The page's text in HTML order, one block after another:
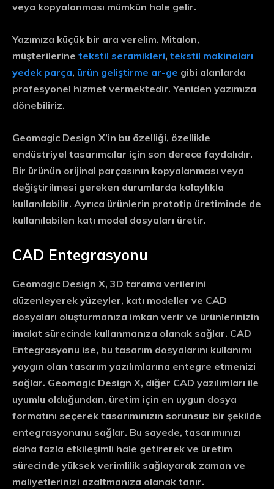
veya kopyalanması mümkün hale gelir.
Yazımıza küçük bir ara verelim. Mitalon,
müşterilerine tekstil seramikleri, tekstil makinaları
yedek parça, ürün geliştirme ar-ge gibi alanlarda
profesyonel hizmet vermektedir. Yeniden yazımıza
dönebiliriz.
Geomagic Design X’in bu özelliği, özellikle
endüstriyel tasarımcılar için son derece faydalıdır.
Bir ürünün orijinal parçasının kopyalanması veya
değiştirilmesi gereken durumlarda kolaylıkla
kullanılabilir. Ayrıca ürünlerin prototip üretiminde de
kullanılabilen katı model dosyaları üretir.
CAD Entegrasyonu
Geomagic Design X, 3D tarama verilerini
düzenleyerek yüzeyler, katı modeller ve CAD
dosyaları oluşturmanıza imkan verir ve ürünlerinizin
imalat sürecinde kullanmanıza olanak sağlar. CAD
Entegrasyonu ise, bu tasarım dosyalarını kullanımı
yaygın olan tasarım yazılımlarına entegre etmenizi
sağlar. Geomagic Design X, diğer CAD yazılımları ile
uyumlu olduğundan, üretim için en uygun dosya
formatını seçerek tasarımınızın sorunsuz bir şekilde
entegrasyonunu sağlar. Bu sayede, tasarımınızı
daha fazla etkileşimli hale getirerek ve üretim
sürecinde yüksek verimlilik sağlayarak zaman ve
maliyetlerinizi azaltmanıza olanak tanır.